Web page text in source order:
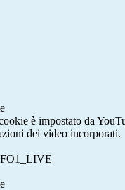
è impostato da
dei video incorporati.